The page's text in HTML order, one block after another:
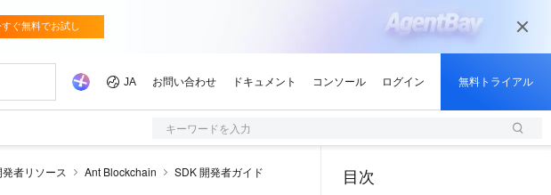
キーワードを入力
発者リソース Ant Blockchain
SDK 開発者ガイド
目次